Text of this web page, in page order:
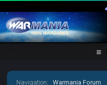
Navigation:Warmania Forum